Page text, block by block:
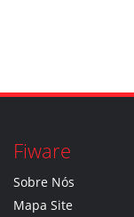
Fiware
Sobre Nós
Mapa Site